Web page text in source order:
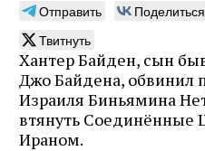
Отправить Поделиться
Твитнуть
Хантер Байден, сын
Джо Байдена, обвинил
Израиля Биньямина
втянуть Соединённые
Ираном.